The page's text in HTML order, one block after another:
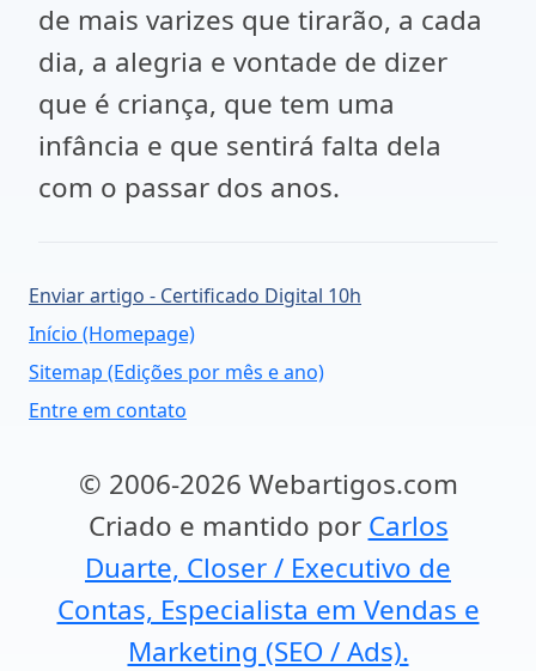
de mais varizes que tirarão, a cada
dia, a alegria e vontade de dizer
que é criança, que tem uma
infância e que sentirá falta dela
com o passar dos anos.
Enviar artigo - Certificado Digital 10h
Início (Homepage)
Sitemap (Edições por mês e ano)
Entre em contato
© 2006-2026 Webartigos.com
Criado e mantido por Carlos
Duarte, Closer / Executivo de
Contas, Especialista em Vendas e
Marketing (SEO / Ads).